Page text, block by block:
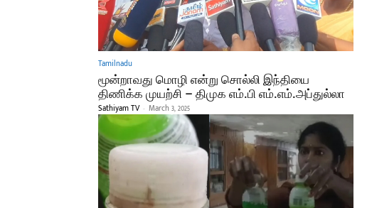
Tamilnadu
மூன்றாவது மொழி என்று சொல்லி இந்தியை
திணிக்க முயற்சி – திமுக எம்.பி எம்.எம்.அப்துல்லா
Sathiyam TV - March 3, 2025